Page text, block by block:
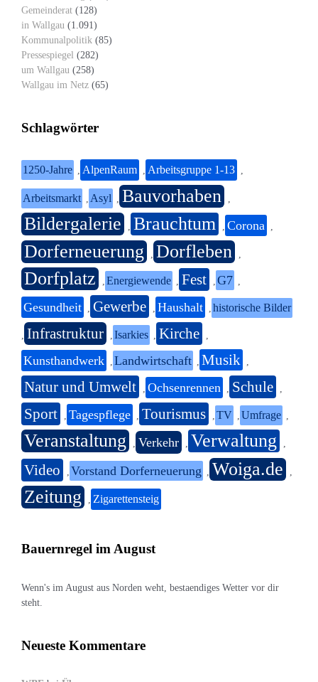
Gemeinderat (128)
in Wallgau (1.091)
Kommunalpolitik (85)
Pressespiegel (282)
um Wallgau (258)
Wallgau im Netz (65)
Schlagwörter
1250-Jahre AlpenRaum Arbeitsgruppe 1-13
Arbeitsmarkt Asyl Bauvorhaben
Bildergalerie Brauchtum Corona
Dorferneuerung Dorfleben
Dorfplatz Energiewende Fest G7
Gesundheit Gewerbe Haushalt historische Bilder
Infrastruktur Isarkies Kirche
Kunsthandwerk Landwirtschaft Musik
Natur und Umwelt Ochsenrennen Schule
Sport Tagespflege Tourismus TV Umfrage
Veranstaltung Verkehr Verwaltung
Video Vorstand Dorferneuerung Woiga.de
Zeitung Zigarettensteig
Bauernregel im August
Wenn's im August aus Norden weht, bestaendiges Wetter vor dir
steht.
Neueste Kommentare